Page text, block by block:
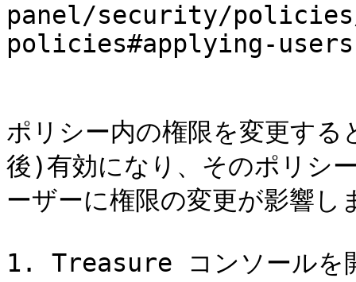
panel/security/
policies#applying-
ポリシー内の権限を変更す
後)有効になり、そのポリシ
ーザーに権限の変更が影響し
1. Treasure コンソールを